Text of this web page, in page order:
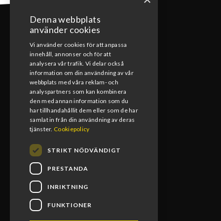
KONTAKT
0492-15391
info@blomsmx.com
Tegelbruksgatan 8, 598 40 Vimmerby
Denna webbplats
använder cookies
Vi använder cookies för att anpassa
innehåll, annonser och för att
analysera vår trafik. Vi delar också
information om din användning av vår
webbplats med våra reklam- och
analyspartners som kan kombinera
den med annan information som du
har tillhandahållit dem eller som de har
samlat in från din användning av deras
tjänster. Cookiepolicy
STRIKT NÖDVÄNDIGT
PRESTANDA
INRIKTNING
FUNKTIONER